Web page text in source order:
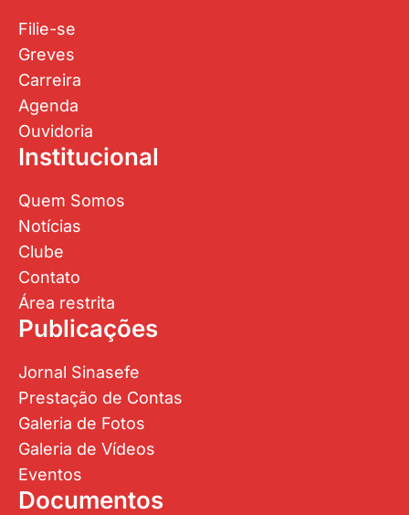
Filie-se
Greves
Carreira
Agenda
Ouvidoria
Institucional
Quem Somos
Notícias
Clube
Contato
Área restrita
Publicações
Jornal Sinasefe
Prestação de Contas
Galeria de Fotos
Galeria de Vídeos
Eventos
Documentos